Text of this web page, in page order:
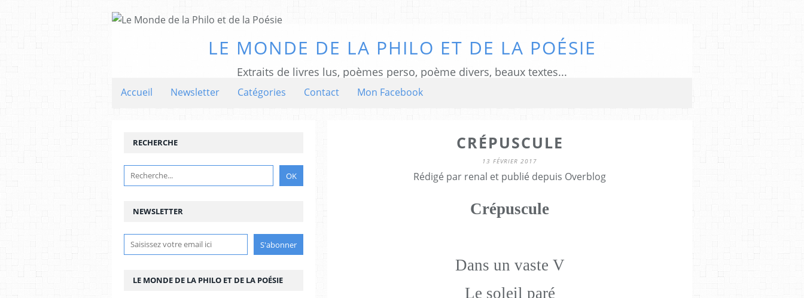
LE MONDE DE LA PHILO ET DE LA POÉSIE
Extraits de livres lus, poèmes perso, poème divers, beaux textes...
Accueil Newsletter Catégories Contact Mon Facebook
CRÉPUSCULE
13 FÉVRIER 2017
Rédigé par renal et publié depuis Overblog
Crépuscule
Dans un vaste V
Le soleil paré
NEWSLETTER
RECHERCHE
LE MONDE DE LA PHILO ET DE LA POÉSIE